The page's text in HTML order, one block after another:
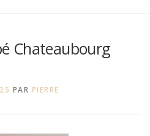
Chateaubourg
PAR PIERRE